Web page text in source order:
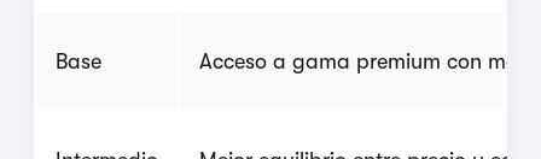
Base Acceso a gama premium con